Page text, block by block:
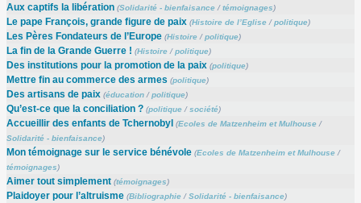
Aux captifs la libération (Solidarité - bienfaisance/témoignages)
Le pape François, grande figure de paix (Histoire de l’Eglise/politique)
Les Pères Fondateurs de l’Europe (Histoire/politique)
La fin de la Grande Guerre ! (Histoire/politique)
Des institutions pour la promotion de la paix (politique)
Mettre fin au commerce des armes (politique)
Des artisans de paix (éducation/politique)
Qu’est-ce que la conciliation ? (politique/société)
Accueillir des enfants de Tchernobyl (Ecoles de Matzenheim et Mulhouse/
Solidarité - bienfaisance)
Mon témoignage sur le service bénévole (Ecoles de Matzenheim et Mulhouse/
témoignages)
Aimer tout simplement (témoignages)
Plaidoyer pour l’altruisme (Bibliographie/Solidarité - bienfaisance)